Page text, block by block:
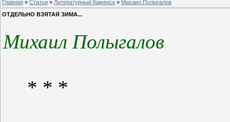
Главная » Статьи » Литературный Каменск » Михаил Полыгалов
ОТДЕЛЬНО ВЗЯТАЯ ЗИМА...
Михаил Полыгалов
* * *